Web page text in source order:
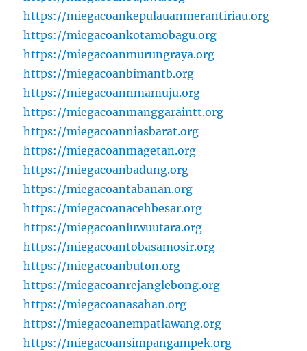
https://miegacoankepulauanmerantiriau.org
https://miegacoankotamobagu.org
https://miegacoanmurungraya.org
https://miegacoanbimantb.org
https://miegacoannmamuju.org
https://miegacoanmanggaraintt.org
https://miegacoanniasbarat.org
https://miegacoanmagetan.org
https://miegacoanbadung.org
https://miegacoantabanan.org
https://miegacoanacehbesar.org
https://miegacoanluwuutara.org
https://miegacoantobasamosir.org
https://miegacoanbuton.org
https://miegacoanrejanglebong.org
https://miegacoanasahan.org
https://miegacoanempatlawang.org
https://miegacoansimpangampek.org